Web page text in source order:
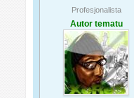
Profesjonalista
Autor tematu